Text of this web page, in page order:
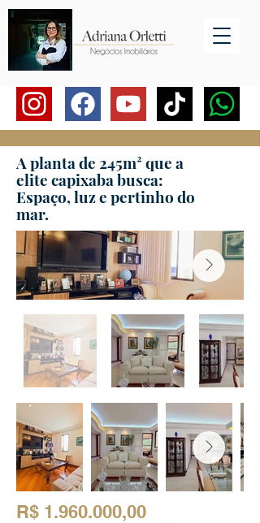
A planta de 245m² que a
elite capixaba busca:
Espaço, luz e pertinho do
mar.
R$ 1.960.000,00